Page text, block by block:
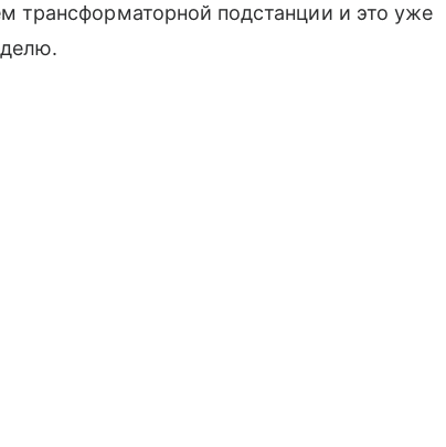
трансформаторной подстанции и это уже